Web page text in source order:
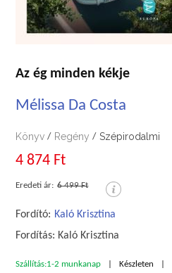
Az ég minden kékje
Mélissa Da Costa
Könyv / Regény / Szépirodalmi
4 874 Ft
Eredeti ár: 6 499 Ft
Fordító: Kaló Krisztina
Fordítás: Kaló Krisztina
Szállítás:1-2 munkanap Készleten